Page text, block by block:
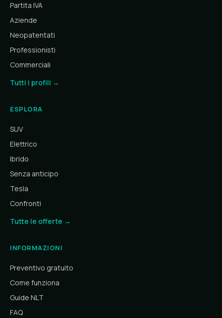
Partita IVA
Aziende
Neopatentati
Professionisti
Commerciali
Tutti i profili →
ESPLORA
SUV
Elettrico
Ibrido
Senza anticipo
Tesla
Confronti
Tutte le offerte →
INFORMAZIONI
Preventivo gratuito
Come funziona
Guide NLT
FAQ